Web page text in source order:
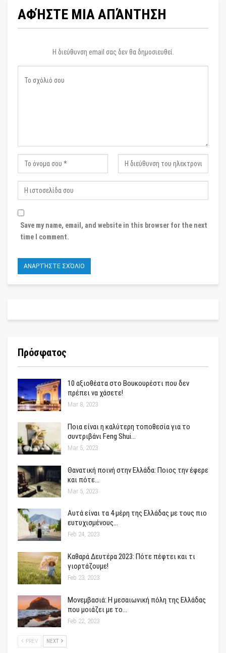
ΑΦΉΣΤΕ ΜΙΑ ΑΠΆΝΤΗΣΗ
Η διεύθυνση email σας δεν θα δημοσιευθεί.
Save my name, email, and website in this browser for the next
time I comment.
Πρόσφατος
10 αξιοθέατα στο Βουκουρέστι που δεν
πρέπει να χάσετε!
Mar 8, 2023
Ποια είναι η καλύτερη τοποθεσία για το
συντριβάνι Feng Shui…
Mar 5, 2023
Θανατική ποινή στην Ελλάδα: Ποιος την έφερε
και πότε…
Mar 5, 2023
Αυτά είναι τα 4 μέρη της Ελλάδας με τους πιο
ευτυχισμένους…
Feb 24, 2023
Καθαρά Δευτέρα 2023: Πότε πέφτει και τι
γιορτάζουμε!
Feb 23, 2023
Μονεμβασιά: Η μεσαιωνική πόλη της Ελλάδας
που μοιάζει με το…
Feb 22, 2023
PREV NEXT